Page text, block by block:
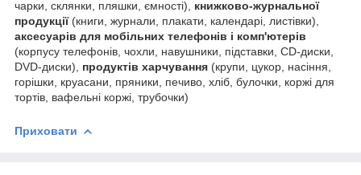
чарки, склянки, пляшки, ємності), книжково-журнальної
продукції(книги, журнали, плакати, календарі, листівки),
аксесуарів для мобільних телефонів і комп'ютерів
(корпусу телефонів, чохли, навушники, підставки, CD-диски,
DVD-диски), продуктів харчування (крупи, цукор, насіння,
горішки, круасани, пряники, печиво, хліб, булочки, коржі для
тортів, вафельні коржі, трубочки)
Приховати